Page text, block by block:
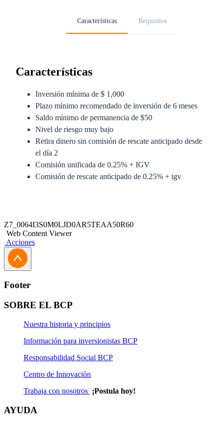
Características Requisitos
Características
Inversión mínima de $ 1,000
Plazo mínimo recomendado de inversión de 6 meses
Saldo mínimo de permanencia de $50
Nivel de riesgo muy bajo
Retira dinero sin comisión de rescate anticipado desde
el día 2
Comisión unificada de 0.25% + IGV
Comisión de rescate anticipado de 0.25% + igv
Anexo del Prospecto Simplificado
Prospecto Simplificado
Solicitud de Traspaso
Solicitud de Rescate Programado
Solicitud de Suscripción
Solicitud de Suscripción Programada
Solicitud de Transferencia
Z7_0064I3S0M0LJD0AR5TEAA50R60
Web Content Viewer
Acciones
Footer
SOBRE EL BCP
Nuestra historia y principios
Información para inversionistas BCP
Responsabilidad Social BCP
Centro de Innovación
Trabaja con nosotros ¡Postula hoy!
AYUDA